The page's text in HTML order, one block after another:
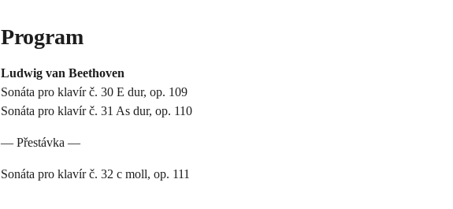
Program
Ludwig van Beethoven
Sonáta pro klavír č. 30 E dur, op. 109
Sonáta pro klavír č. 31 As dur, op. 110
— Přestávka —
Sonáta pro klavír č. 32 c moll, op. 111